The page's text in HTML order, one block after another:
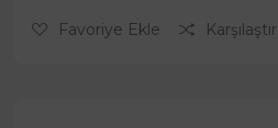
Favoriye Ekle Karşılaştır